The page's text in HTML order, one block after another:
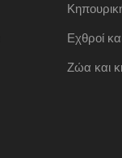
Εχθροί
Ζώα και